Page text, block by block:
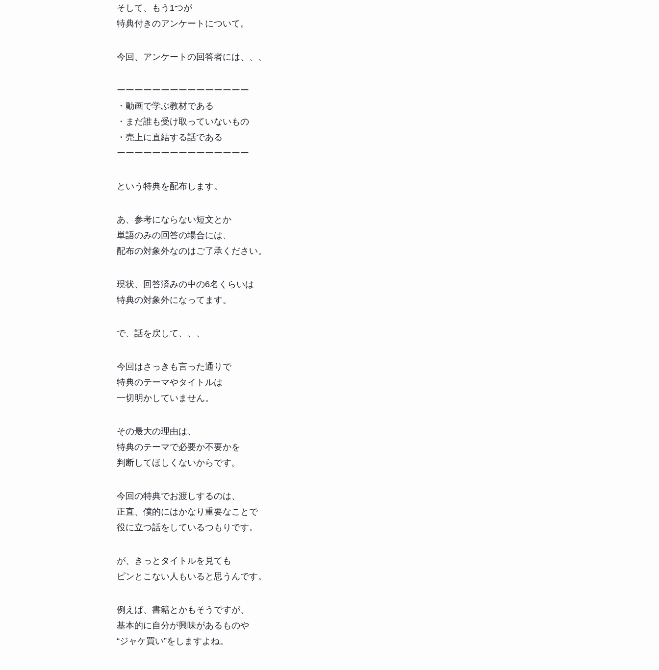
そして、もう1つが
特典付きのアンケートについて。
今回、アンケートの回答者には、、、
ーーーーーーーーーーーーーーー
・動画で学ぶ教材である
・まだ誰も受け取っていないもの
・売上に直結する話である
ーーーーーーーーーーーーーーー
という特典を配布します。
あ、参考にならない短文とか
単語のみの回答の場合には、
配布の対象外なのはご了承ください。
現状、回答済みの中の6名くらいは
特典の対象外になってます。
で、話を戻して、、、
今回はさっきも言った通りで
特典のテーマやタイトルは
一切明かしていません。
その最大の理由は、
特典のテーマで必要か不要かを
判断してほしくないからです。
今回の特典でお渡しするのは、
正直、僕的にはかなり重要なことで
役に立つ話をしているつもりです。
が、きっとタイトルを見ても
ピンとこない人もいると思うんです。
例えば、書籍とかもそうですが、
基本的に自分が興味があるものや
“ジャケ買い”をしますよね。